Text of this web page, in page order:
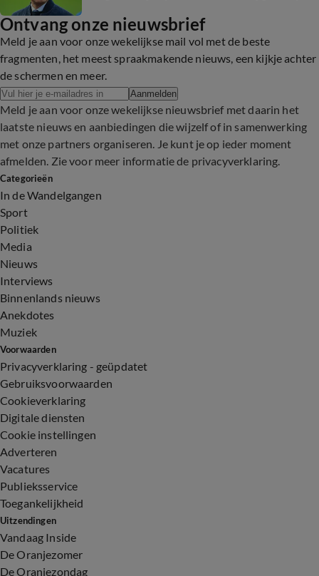
Ontvang onze nieuwsbrief
Meld je aan voor onze wekelijkse mail vol met de beste
fragmenten, het meest spraakmakende nieuws, een kijkje achter
de schermen en meer.
Aanmelden
Meld je aan voor onze wekelijkse nieuwsbrief met daarin het
laatste nieuws en aanbiedingen die wijzelf of in samenwerking
met onze partners organiseren. Je kunt je op ieder moment
afmelden. Zie voor meer informatie de privacyverklaring.
Categorieën
In de Wandelgangen
Sport
Politiek
Media
Nieuws
Interviews
Binnenlands nieuws
Anekdotes
Muziek
Voorwaarden
Privacyverklaring - geüpdatet
Gebruiksvoorwaarden
Cookieverklaring
Digitale diensten
Cookie instellingen
Adverteren
Vacatures
Publieksservice
Toegankelijkheid
Uitzendingen
Vandaag Inside
De Oranjezomer
De Oranjezondag